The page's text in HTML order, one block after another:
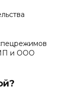
ИП и ООО